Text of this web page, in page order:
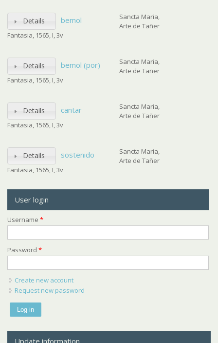
Details bemol
Sancta Maria,
Arte de Tañer
Fantasia, 1565, I, 3v
Details bemol (por)
Sancta Maria,
Arte de Tañer
Fantasia, 1565, I, 3v
Details cantar
Sancta Maria,
Arte de Tañer
Fantasia, 1565, I, 3v
Details sostenido
Sancta Maria,
Arte de Tañer
Fantasia, 1565, I, 3v
User login
Username *
Password *
Create new account
Request new password